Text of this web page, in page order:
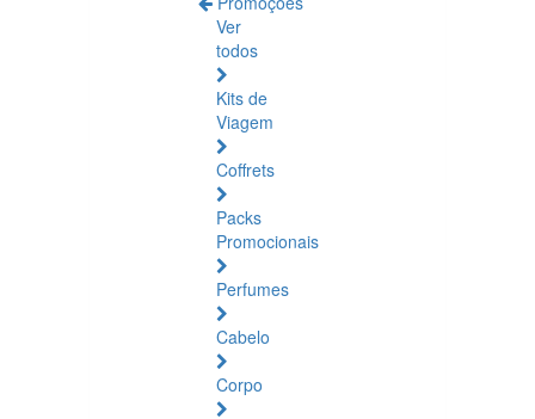
Ver
todos
Kits de
Viagem
Coffrets
Packs
Promocionais
Perfumes
Cabelo
Corpo